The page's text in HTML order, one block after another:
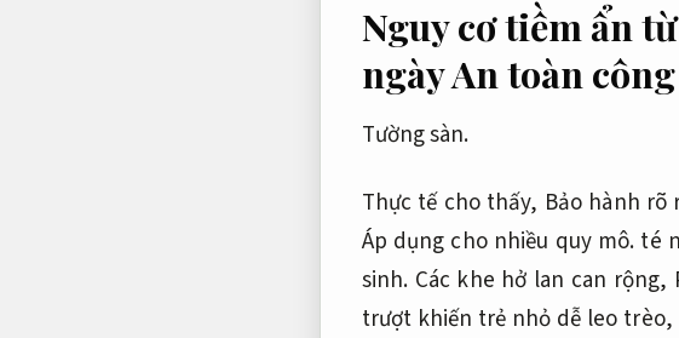
Nguy cơ tiềm ẩn
ngàyAn toàn
Tường sàn.
Thực tế cho thấy, Bảo hành rõ
Áp dụng cho nhiều quy mô. té
sinh. Các khe hở lan can rộng,
trượt khiến trẻ nhỏ dễ leo trèo,